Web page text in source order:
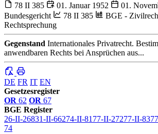
78 II 385
01. Januar 1952
01.
Bundesgericht
78 II 385 BGE -
Rechtsprechung
Gegenstand Internationales Privatrecht.
anwendbaren Rechts bei Ansprüchen aus...
DE FR IT EN
Gesetzesregister
OR 62 OR 67
BGE Register
26-II-26831-II-66274-II-81 77-II-27277-II-83
74